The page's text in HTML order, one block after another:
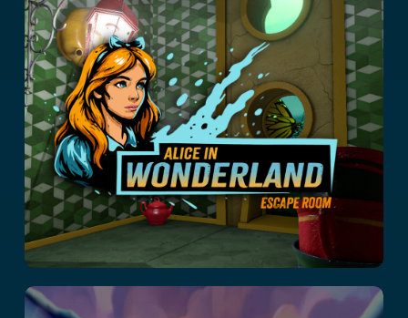
Alice in
Wonderland